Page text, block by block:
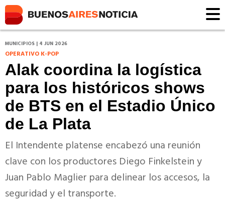
MUNICIPIOS | 4 JUN 2026
OPERATIVO K-POP
Alak coordina la logística
para los históricos shows
de BTS en el Estadio Único
de La Plata
El Intendente platense encabezó una reunión
clave con los productores Diego Finkelstein y
Juan Pablo Maglier para delinear los accesos, la
seguridad y el transporte.